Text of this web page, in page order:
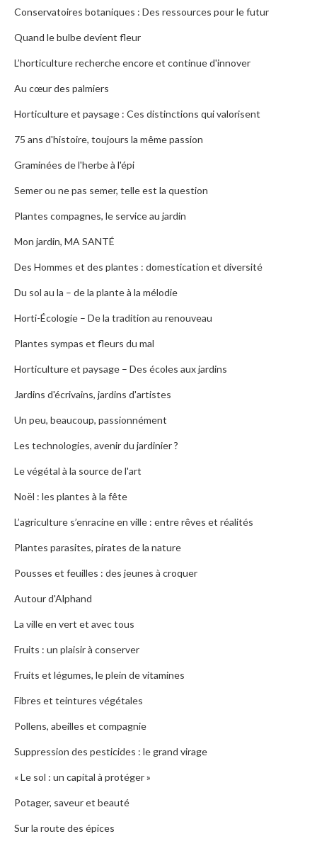
Conservatoires botaniques : Des ressources pour le futur
Quand le bulbe devient fleur
L’horticulture recherche encore et continue d'innover
Au cœur des palmiers
Horticulture et paysage : Ces distinctions qui valorisent
75 ans d'histoire, toujours la même passion
Graminées de l'herbe à l'épi
Semer ou ne pas semer, telle est la question
Plantes compagnes, le service au jardin
Mon jardin, MA SANTÉ
Des Hommes et des plantes : domestication et diversité
Du sol au la – de la plante à la mélodie
Horti-Écologie – De la tradition au renouveau
Plantes sympas et fleurs du mal
Horticulture et paysage – Des écoles aux jardins
Jardins d'écrivains, jardins d'artistes
Un peu, beaucoup, passionnément
Les technologies, avenir du jardinier ?
Le végétal à la source de l'art
Noël : les plantes à la fête
L’agriculture s’enracine en ville : entre rêves et réalités
Plantes parasites, pirates de la nature
Pousses et feuilles : des jeunes à croquer
Autour d'Alphand
La ville en vert et avec tous
Fruits : un plaisir à conserver
Fruits et légumes, le plein de vitamines
Fibres et teintures végétales
Pollens, abeilles et compagnie
Suppression des pesticides : le grand virage
« Le sol : un capital à protéger »
Potager, saveur et beauté
Sur la route des épices